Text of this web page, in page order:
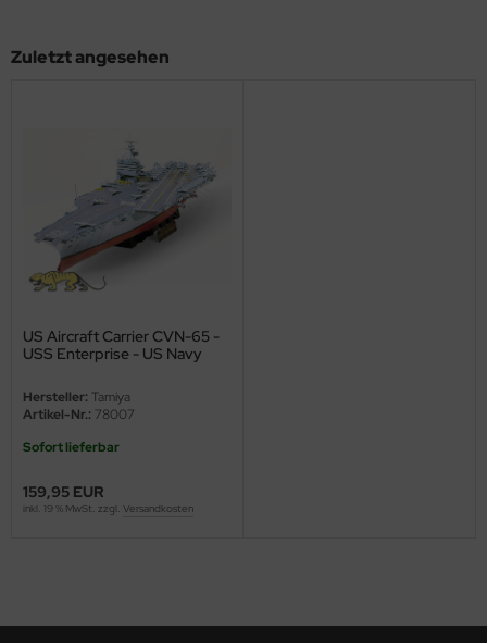
Zuletzt angesehen
US Aircraft Carrier CVN-65 -
USS Enterprise - US Navy
Hersteller: Tamiya
Artikel-Nr.: 78007
Sofort lieferbar
159,95 EUR
inkl. 19 % MwSt. zzgl. Versandkosten
Field Model
Model
Art
Hobby
Decals